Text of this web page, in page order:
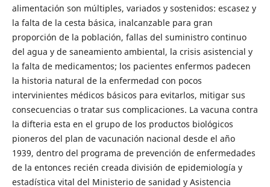
alimentación son múltiples, variados y sostenidos: escasez y
la falta de la cesta básica, inalcanzable para gran
proporción de la población, fallas del suministro continuo
del agua y de saneamiento ambiental, la crisis asistencial y
la falta de medicamentos; los pacientes enfermos padecen
la historia natural de la enfermedad con pocos
intervinientes médicos básicos para evitarlos, mitigar sus
consecuencias o tratar sus complicaciones. La vacuna contra
la difteria esta en el grupo de los productos biológicos
pioneros del plan de vacunación nacional desde el año
1939, dentro del programa de prevención de enfermedades
de la entonces recién creada división de epidemiología y
estadística vital del Ministerio de sanidad y Asistencia